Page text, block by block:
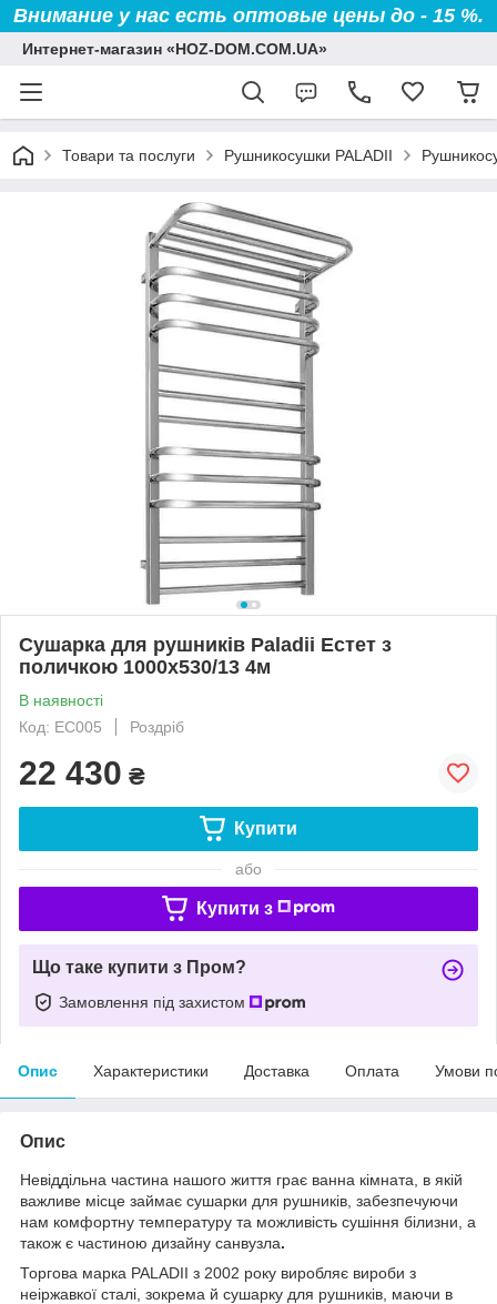
Внимание у нас есть оптовые цены до - 15 %.
Интернет-магазин «HOZ-DOM.COM.UA»
Товари та послуги Рушникосушки PALADII
Сушарка для рушників Paladii Естет з
поличкою 1000х530/13 4м
В наявності
Код: ЕС005
Роздріб
22 430 ₴
Купити
або
Купити з
Що таке купити з Пром?
Замовлення під захистом
Опис Характеристики Доставка Оплата Умови
Опис
Невіддільна частина нашого життя грає ванна кімната, в якій
важливе місце займає сушарки для рушників, забезпечуючи
нам комфортну температуру та можливість сушіння білизни, а
також є частиною дизайну санвузла.
Торгова марка PALADII з 2002 року виробляє вироби з
неіржавкої сталі, зокрема й сушарку для рушників, маючи в